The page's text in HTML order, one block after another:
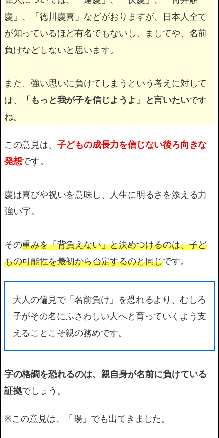
慶」、「徳川慶喜」などがおりますが、日本人全て
が知っているほど有名でもないし、ましてや、名前
負けなどしないと思います。
また、強い思いに負けてしまうという考えに対して
は、
「もっと我が子を信じようよ」と言いたいです
ね。
この意見は、 子どもの成長力を信じない後ろ向きな
発想です。
慶は喜びや祝いを意味し、人生に明るさを添える力
強い字。
その重みを「背負えない」と決めつけるのは、子ど
もの可能性を最初から否定するのと同じです。
大人の偏見で「名前負け」を恐れるより、むしろ
子がその名にふさわしい人へと育っていくよう支
えることこそ親の務めです。
字の格調を恐れるのは、親自身が名前に負けている
証拠でしょう。
※この意見は、「陽」でも出てきました。